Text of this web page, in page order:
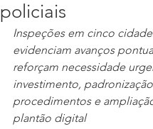
policiais
Inspeções em cinco
evidenciam avanços
reforçam necessidade
investimento,
procedimentos e
plantão digital